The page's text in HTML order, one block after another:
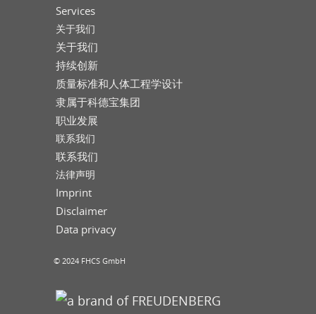
Services
关于我们
关于我们
持续创新
质量标准和人体工程学设计
隶属于科德宝集团
职业发展
联系我们
联系我们
法律声明
Imprint
Disclaimer
Data privacy
© 2024 FHCS GmbH